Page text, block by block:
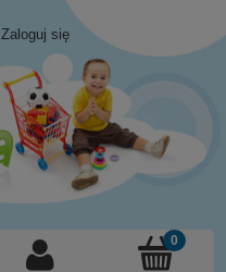
Zaloguj się